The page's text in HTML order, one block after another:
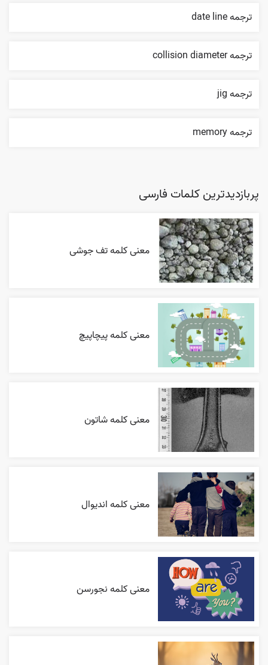
ترجمه date line
ترجمه collision diameter
ترجمه jig
ترجمه memory
پربازدیدترین کلمات فارسی
معنی کلمه تف جوشی
معنی کلمه پیچاپیچ
معنی کلمه شاتون
معنی کلمه اندیوال
معنی کلمه نجورسن